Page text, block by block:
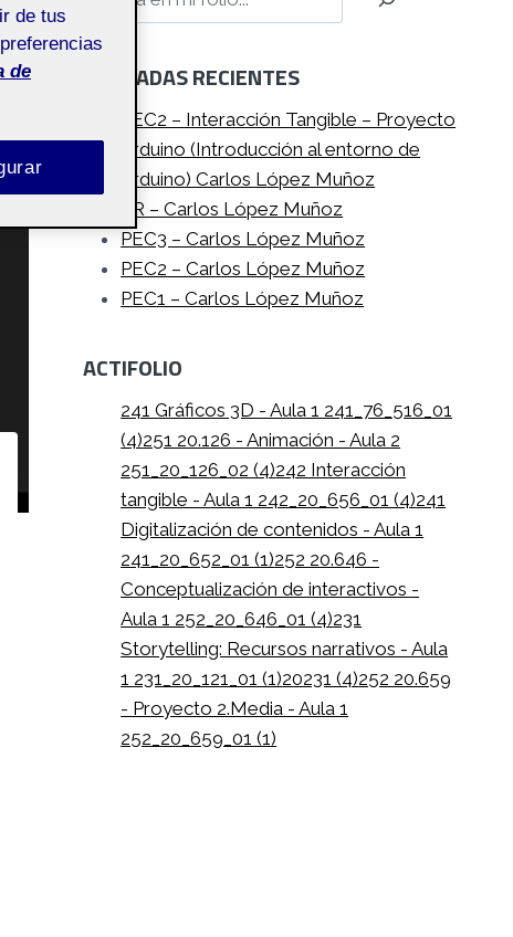
ENTRADAS RECIENTES
PEC2 – Interacción Tangible – Proyecto
Arduino (Introducción al entorno de
Arduino) Carlos López Muñoz
PR – Carlos López Muñoz
PEC3 – Carlos López Muñoz
PEC2 – Carlos López Muñoz
PEC1 – Carlos López Muñoz
ACTIFOLIO
241 Gráficos 3D - Aula 1 241_76_516_01
(4)251 20.126 - Animación - Aula 2
251_20_126_02 (4)242 Interacción
tangible - Aula 1 242_20_656_01 (4)241
Digitalización de contenidos - Aula 1
241_20_652_01 (1)252 20.646 -
Conceptualización de interactivos -
Aula 1 252_20_646_01 (4)231
Storytelling: Recursos narrativos - Aula
1 231_20_121_01 (1)20231 (4)252 20.659
- Proyecto 2.Media - Aula 1
252_20_659_01 (1)
de tus
de